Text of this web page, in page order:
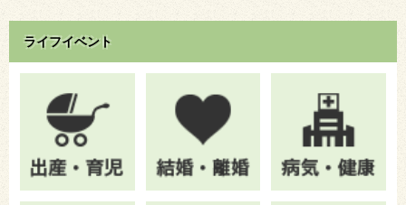
ライフイベント